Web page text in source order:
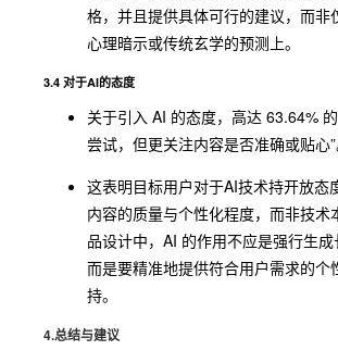
格，并且提供具体可行的建议，而非
心理暗示或传统玄学的预测上。
3.4 对于AI的态度
关于引入 AI 的态度，高达 63.64%
尝试，但更关注内容是否准确或贴心”
这表明目标用户对于AI技术持开放态
内容的质量与个性化程度，而非技术
品设计中，AI 的作用不应是强行生成
而是要精准地提供符合用户需求的个
持。
4.总结与建议